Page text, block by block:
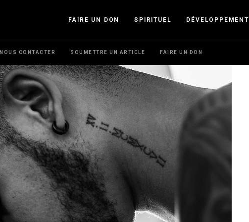
FAIRE UN DON SPIRITUEL DÉVELOPPEMENT
NOUS CONTACTER SOUMETTRE UN ARTICLE FAIRE UN DON